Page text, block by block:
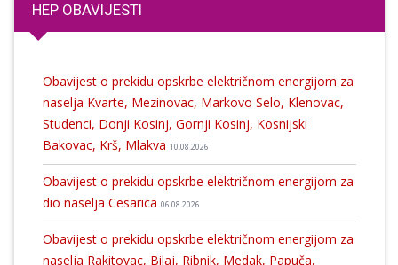
HEP OBAVIJESTI
Obavijest o prekidu opskrbe električnom energijom za
naselja Kvarte, Mezinovac, Markovo Selo, Klenovac,
Studenci, Donji Kosinj, Gornji Kosinj, Kosnijski
Bakovac, Krš, Mlakva 10.08.2026
Obavijest o prekidu opskrbe električnom energijom za
dio naselja Cesarica 06.08.2026
Obavijest o prekidu opskrbe električnom energijom za
naselja Rakitovac, Bilaj, Ribnik, Medak, Papuča,